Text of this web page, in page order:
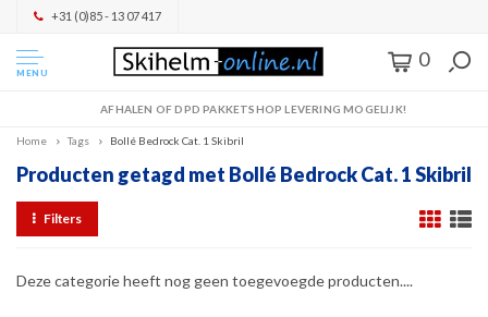
+31 (0)85 - 13 07 417
MENU
0
AFHALEN OF DPD PAKKETSHOP LEVERING MOGELIJK!
Home Tags Bollé Bedrock Cat. 1 Skibril
Producten getagd met Bollé Bedrock Cat. 1 Skibril
Filters
Deze categorie heeft nog geen toegevoegde producten....